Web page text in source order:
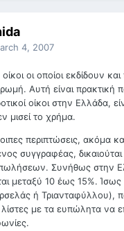
4, 2007
οι οποίοι εκδίδουν
Αυτή είναι πρακτική
οίκοι στην Ελλάδα,
μισεί το χρήμα.
περιπτώσεις, ακόμα
συγγραφέας, δικαιούται
Συνήθως στην
μεταξύ 10 έως 15%. Ίσως
ή Τριανταφύλλου),
με τα ευπώλητα να